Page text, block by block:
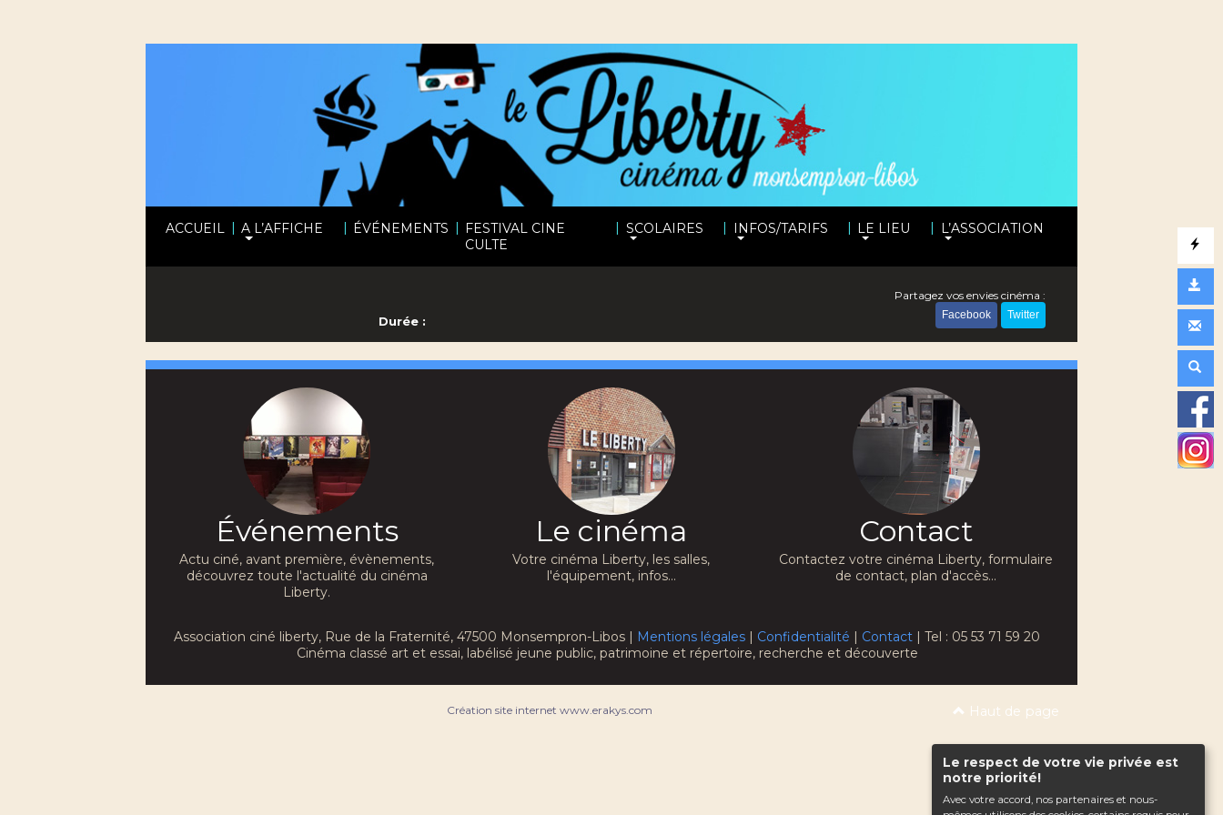
Le respect de votre vie privée est
notre priorité!
Avec votre accord, nos partenaires et nous-
ACCUEIL | A L’AFFICHE | ÉVÉNEMENTS | FESTIVAL CINE
CULTE
| SCOLAIRES | INFOS/TARIFS | LE LIEU | L’ASSOCIATION
Durée :
Partagez vos envies cinéma :
Facebook Twitter
Événements
Actu ciné, avant première, évènements,
découvrez toute l'actualité du cinéma
Liberty.
Le cinéma
Votre cinéma Liberty, les salles,
l'équipement, infos...
Contact
Contactez votre cinéma Liberty, formulaire
de contact, plan d'accès...
Association ciné liberty, Rue de la Fraternité, 47500 Monsempron-Libos | Mentions légales | Confidentialité | Contact | Tel : 05 53 71 59 20
Cinéma classé art et essai, labélisé jeune public, patrimoine et répertoire, recherche et découverte
Haut de page
Création site internet www.erakys.com